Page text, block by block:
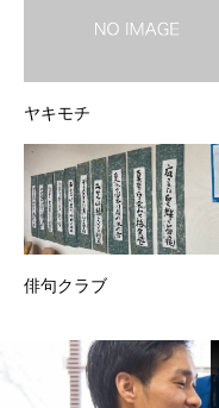
ヤキモチ
俳句クラブ